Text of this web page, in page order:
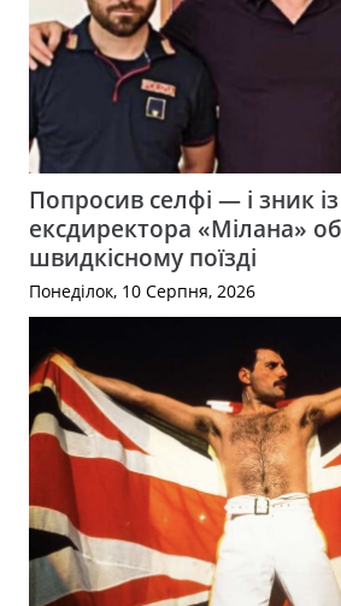
Попросив селфі — і зник
ексдиректора «Мілана»
швидкісному поїзді
Понеділок, 10 Серпня, 2026